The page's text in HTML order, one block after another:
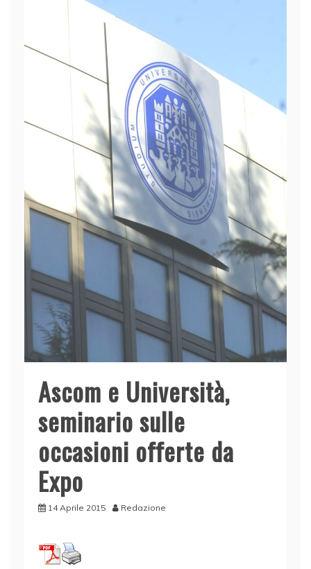
Ascom e Università,
seminario sulle
occasioni offerte da
Expo
14 Aprile 2015 Redazione